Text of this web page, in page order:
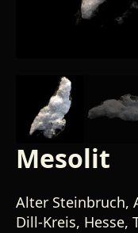
Mesolit
Alter Steinbruch,
Dill-Kreis, Hesse,